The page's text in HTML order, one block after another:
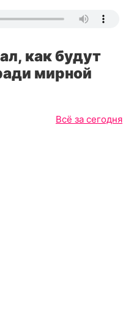
как будут
мирной
Всё за сегодня